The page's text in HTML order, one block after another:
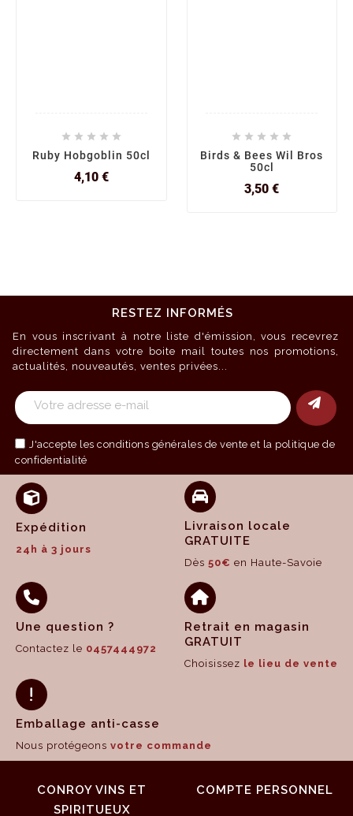
    
Ruby Hobgoblin 50cl
4,10 €Prix
    
Birds & Bees Wil Bros
50cl
3,50 €Prix
RESTEZ INFORMÉS
En vous inscrivant à notre liste d'émission, vous recevrez
directement dans votre boite mail toutes nos promotions,
actualités, nouveautés, ventes privées...
J'accepte les conditions générales de vente et la politique de
confidentialité
Expédition
24h à 3 jours
Livraison locale
GRATUITE
Dès 50€ en Haute-Savoie
Une question ?
Contactez le 0457444972
Retrait en magasin
GRATUIT
Choisissez le lieu de vente
Emballage anti-casse
Nous protégeons votre commande
CONROY VINS ET
SPIRITUEUX
COMPTE PERSONNEL